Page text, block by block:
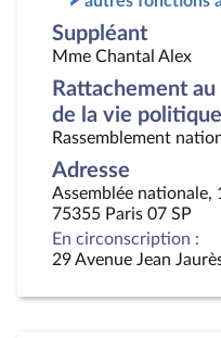
Suppléant
Mme Chantal Alex
Rattachement
de la vie politique
Rassemblement
Adresse
Assemblée nationale,
75355 Paris 07 SP
En circonscription :
29 Avenue Jean